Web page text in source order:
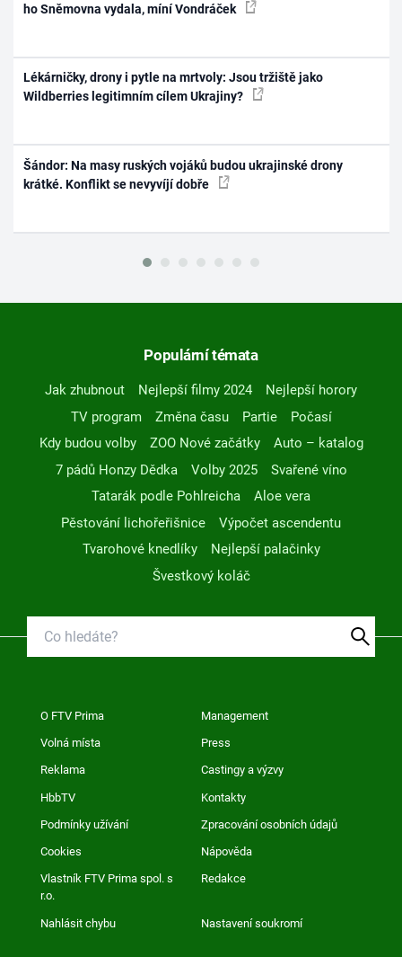
ho Sněmovna vydala, míní Vondráček
Lékárničky, drony i pytle na mrtvoly: Jsou tržiště jako
Wildberries legitimním cílem Ukrajiny?
Šándor: Na masy ruských vojáků budou ukrajinské drony
krátké. Konflikt se nevyvíjí dobře
Populární témata
Jak zhubnout Nejlepší filmy 2024
Nejlepší horory
TV program
Změna času Partie
Počasí
Kdy budou volby
ZOO Nové začátky
Auto – katalog
7 pádů Honzy Dědka
Volby 2025
Svařené víno
Tatarák podle Pohlreicha
Aloe vera
Pěstování lichořeřišnice
Výpočet ascendentu
Tvarohové knedlíky
Nejlepší palačinky
Švestkový koláč
O FTV Prima Management
Volná místa Press
Reklama Castingy a výzvy
HbbTV Kontakty
Podmínky užívání Zpracování osobních údajů
Cookies Nápověda
Vlastník FTV Prima spol. s
r.o.
Redakce
Nahlásit chybu Nastavení soukromí